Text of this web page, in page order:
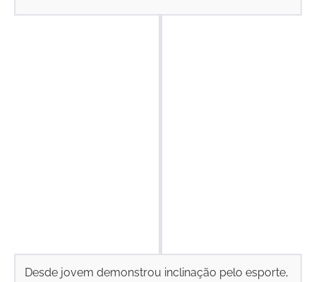
Desde jovem demonstrou inclinação pelo esporte,